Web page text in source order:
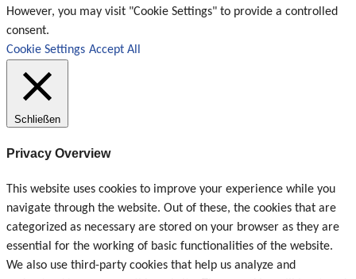
However, you may visit "Cookie Settings" to provide a controlled
consent.
Cookie Settings Accept All
Schließen
Privacy Overview
This website uses cookies to improve your experience while you
navigate through the website. Out of these, the cookies that are
categorized as necessary are stored on your browser as they are
essential for the working of basic functionalities of the website.
We also use third-party cookies that help us analyze and